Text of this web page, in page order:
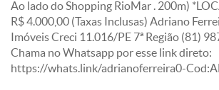
Ao lado do Shopping RioMar . 200m)
R$ 4.000,00 (Taxas Inclusas) Adriano
Imóveis Creci 11.016/PE 7ª Região (81)
Chama no Whatsapp por esse link direto:
https://whats.link/adrianoferreira0-